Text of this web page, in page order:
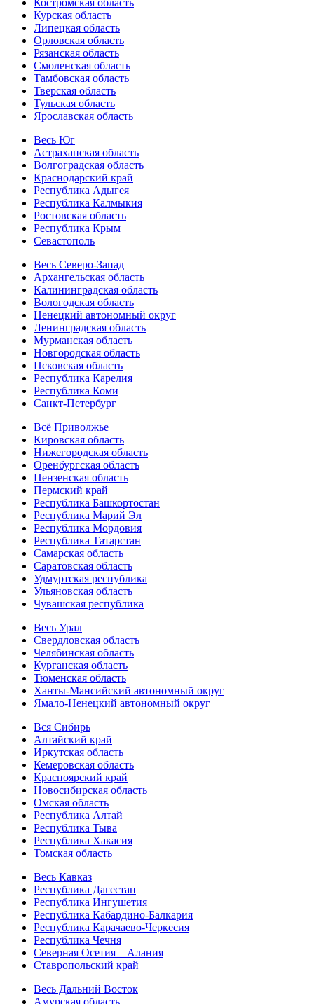
Костромская область
Курская область
Липецкая область
Орловская область
Рязанская область
Смоленская область
Тамбовская область
Тверская область
Тульская область
Ярославская область
Весь Юг
Астраханская область
Волгоградская область
Краснодарский край
Республика Адыгея
Республика Калмыкия
Ростовская область
Республика Крым
Севастополь
Весь Северо-Запад
Архангельская область
Калининградская область
Вологодская область
Ненецкий автономный округ
Ленинградская область
Мурманская область
Новгородская область
Псковская область
Республика Карелия
Республика Коми
Санкт-Петербург
Всё Приволжье
Кировская область
Нижегородская область
Оренбургская область
Пензенская область
Пермский край
Республика Башкортостан
Республика Марий Эл
Республика Мордовия
Республика Татарстан
Самарская область
Саратовская область
Удмуртская республика
Ульяновская область
Чувашская республика
Весь Урал
Свердловская область
Челябинская область
Курганская область
Тюменская область
Ханты-Мансийский автономный округ
Ямало-Ненецкий автономный округ
Вся Сибирь
Алтайский край
Иркутская область
Кемеровская область
Красноярский край
Новосибирская область
Омская область
Республика Алтай
Республика Тыва
Республика Хакасия
Томская область
Весь Кавказ
Республика Дагестан
Республика Ингушетия
Республика Кабардино-Балкария
Республика Карачаево-Черкесия
Республика Чечня
Северная Осетия – Алания
Ставропольский край
Весь Дальний Восток
Амурская область